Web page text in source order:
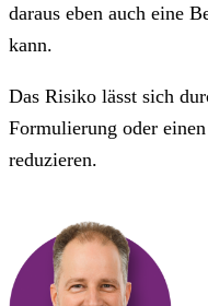
daraus eben auch eine
kann.
Das Risiko lässt sich
Formulierung oder
reduzieren.